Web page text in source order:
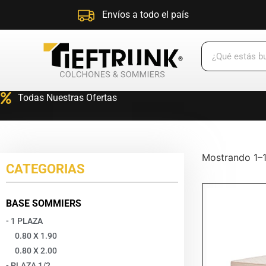
Envíos a todo el país
Todas Nuestras Ofertas
CATEGORIAS
BASE SOMMIERS
- 1 PLAZA
0.80 X 1.90
0.80 X 2.00
Mostrando